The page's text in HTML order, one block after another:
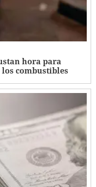
hora para
combustibles